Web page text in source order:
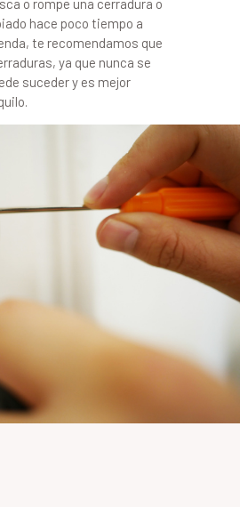
o rompe una cerradura o
hace poco tiempo a
te recomendamos que
ya que nunca se
suceder y es mejor